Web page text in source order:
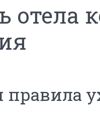
отела
правила